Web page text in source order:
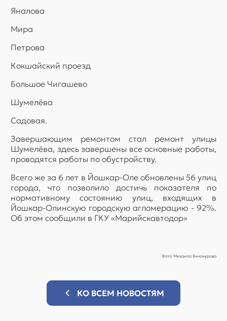
Яналова
Мира
Петрова
Кокшайский проезд
Большое Чигашево
Шумелёва
Садовая.
Завершающим ремонтом стал ремонт улицы
Шумелёва, здесь завершены все основные работы,
проводятся работы по обустройству.
Всего же за 6 лет в Йошкар-Оле обновлены 56 улиц
города, что позволило достичь показателя по
нормативному состоянию улиц, входящих в
Йошкар-Олинскую городскую агломерацию - 92%.
Об этом сообщили в ГКУ «Марийскавтодор»
Фото Михаила Винокурова
КО ВСЕМ НОВОСТЯМ